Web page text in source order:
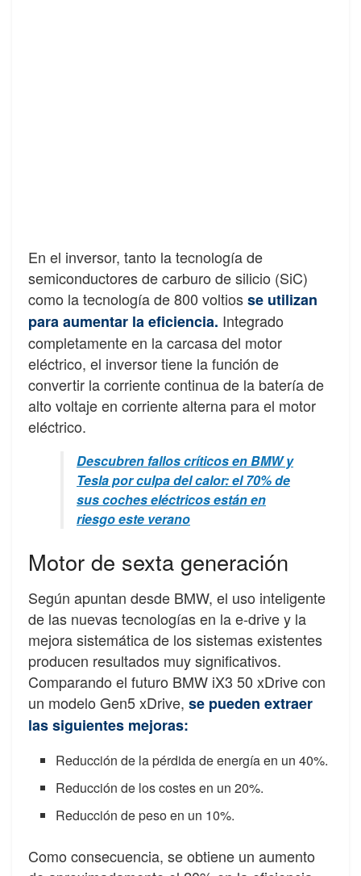
En el inversor, tanto la tecnología de
semiconductores de carburo de silicio (SiC)
como la tecnología de 800 voltiosse utilizan
para aumentar la eficiencia. Integrado
completamente en la carcasa del motor
eléctrico, el inversor tiene la función de
convertir la corriente continua de la batería de
alto voltaje en corriente alterna para el motor
eléctrico.
Descubren fallos críticos en BMW y
Tesla por culpa del calor: el 70% de
sus coches eléctricos están en
riesgo este verano
Motor de sexta generación
Según apuntan desde BMW, el uso inteligente
de las nuevas tecnologías en la e-drive y la
mejora sistemática de los sistemas existentes
producen resultados muy significativos.
Comparando el futuro BMW iX3 50 xDrive con
un modelo Gen5 xDrive, se pueden extraer
las siguientes mejoras:
Reducción de la pérdida de energía en un 40%.
Reducción de los costes en un 20%.
Reducción de peso en un 10%.
Como consecuencia, se obtiene un aumento